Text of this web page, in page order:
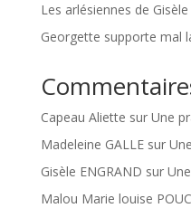
Les arlésiennes de Gisèle
Georgette supporte mal
Capeau Aliette sur Une
Madeleine GALLEsur
Gisèle ENGRAND sur
Malou Marie louise